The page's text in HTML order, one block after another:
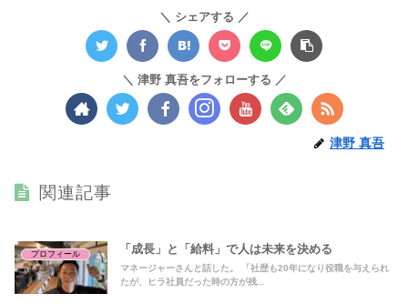
シェアする
津野 真吾をフォローする
津野 真吾
関連記事
プロフィール 「成長」と「給料」で人は未来を決める
マネージャーさんと話した。 「社歴も20年になり役職を与えられ
たが、ヒラ社員だった時の方が残...